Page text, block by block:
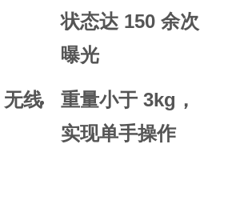
状态达 150 余次
曝光
线
重量小于 3kg，
实现单手操作